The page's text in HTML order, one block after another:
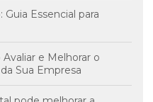
Essencial para
e Melhorar o
Sua Empresa